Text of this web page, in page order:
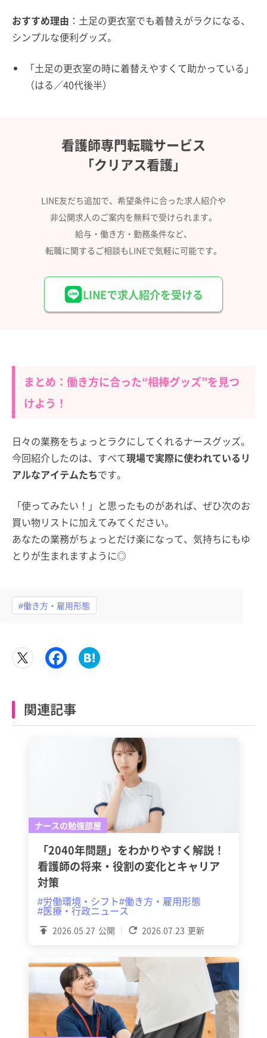
おすすめ理由 ：土足の更衣室でも着替えがラクになる、
シンプルな便利グッズ。
「土足の更衣室の時に着替えやすくて助かっている」
（はる／40代後半）
看護師専門転職サービス
「クリアス看護」
LINE友だち追加で、希望条件に合った求人紹介や
非公開求人のご案内を無料で受けられます。
給与・働き方・勤務条件など、
転職に関するご相談もLINEで気軽に可能です。
LINEで求人紹介を受ける
まとめ：働き方に合った“相棒グッズ”を見つ
けよう！
日々の業務をちょっとラクにしてくれるナースグッズ。
今回紹介したのは、すべて現場で実際に使われているリ
アルなアイテムたちです。
「使ってみたい！」と思ったものがあれば、ぜひ次のお
買い物リストに加えてみてください。
あなたの業務がちょっとだけ楽になって、気持ちにもゆ
とりが生まれますように◎
#働き方・雇用形態
関連記事
ナースの勉強部屋
2026.05.27 公開 2026.07.23 更新
「2040年問題」をわかりやすく解説！
看護師の将来・役割の変化とキャリア
対策
#労働環境・シフト#働き方・雇用形態
#医療・行政ニュース